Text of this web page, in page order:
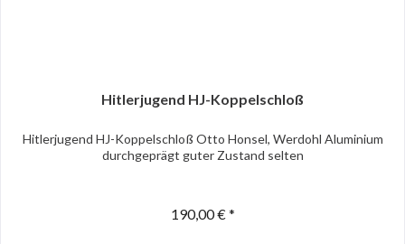
Hitlerjugend HJ-Koppelschloß
Hitlerjugend HJ-Koppelschloß Otto Honsel, Werdohl Aluminium
durchgeprägt guter Zustand selten
190,00 € *